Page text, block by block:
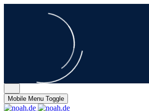
Mobile Menu Toggle